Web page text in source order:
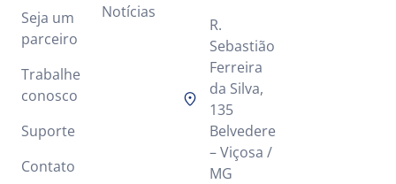
Seja um
parceiro
Trabalhe
conosco
Suporte
Contato
Notícias
R.
Sebastião
Ferreira
da Silva,
135
Belvedere
– Viçosa /
MG